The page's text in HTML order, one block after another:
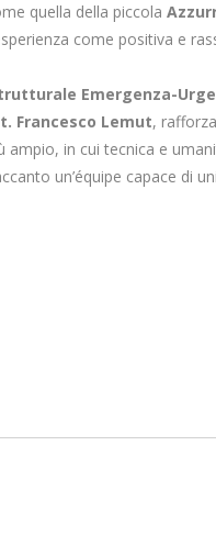
quella della piccola
come positiva e
Emergenza-
Francesco Lemut,
in cui tecnica e
un’équipe capace di